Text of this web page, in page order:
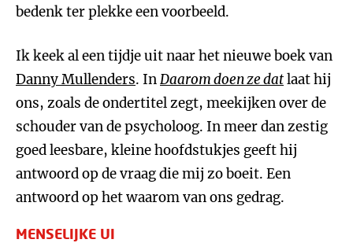
bedenk ter plekke een voorbeeld.
Ik keek al een tijdje uit naar het nieuwe boek van
Danny Mullenders. InDaarom doen ze datlaat hij
ons, zoals de ondertitel zegt, meekijken over de
schouder van de psycholoog. In meer dan zestig
goed leesbare, kleine hoofdstukjes geeft hij
antwoord op de vraag die mij zo boeit. Een
antwoord op het waarom van ons gedrag.
MENSELIJKE UI